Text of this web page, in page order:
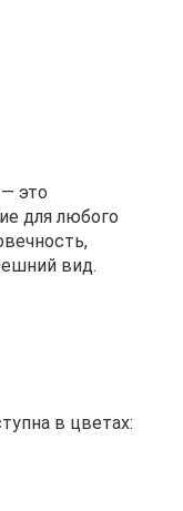
это
для любого
вид.
в цветах: